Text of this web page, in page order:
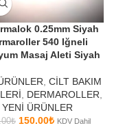
0.25mm Siyah
540 Iğneli
Masaj Aleti Siyah
CİLT BAKIM
DERMAROLLER
YENİ ÜRÜNLER
₺ 150.00₺ KDV Dahil